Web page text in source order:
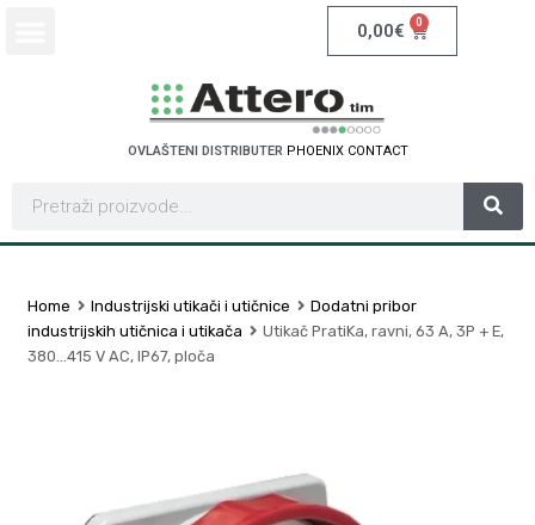
0,00€ 0
OVLAŠTENI DISTRIBUTER PHOENIX CONTACT
Home Industrijski utikači i utičnice
Dodatni pribor
industrijskih utičnica i utikača
Utikač PratiKa, ravni, 63 A, 3P + E,
380…415 V AC, IP67, ploča